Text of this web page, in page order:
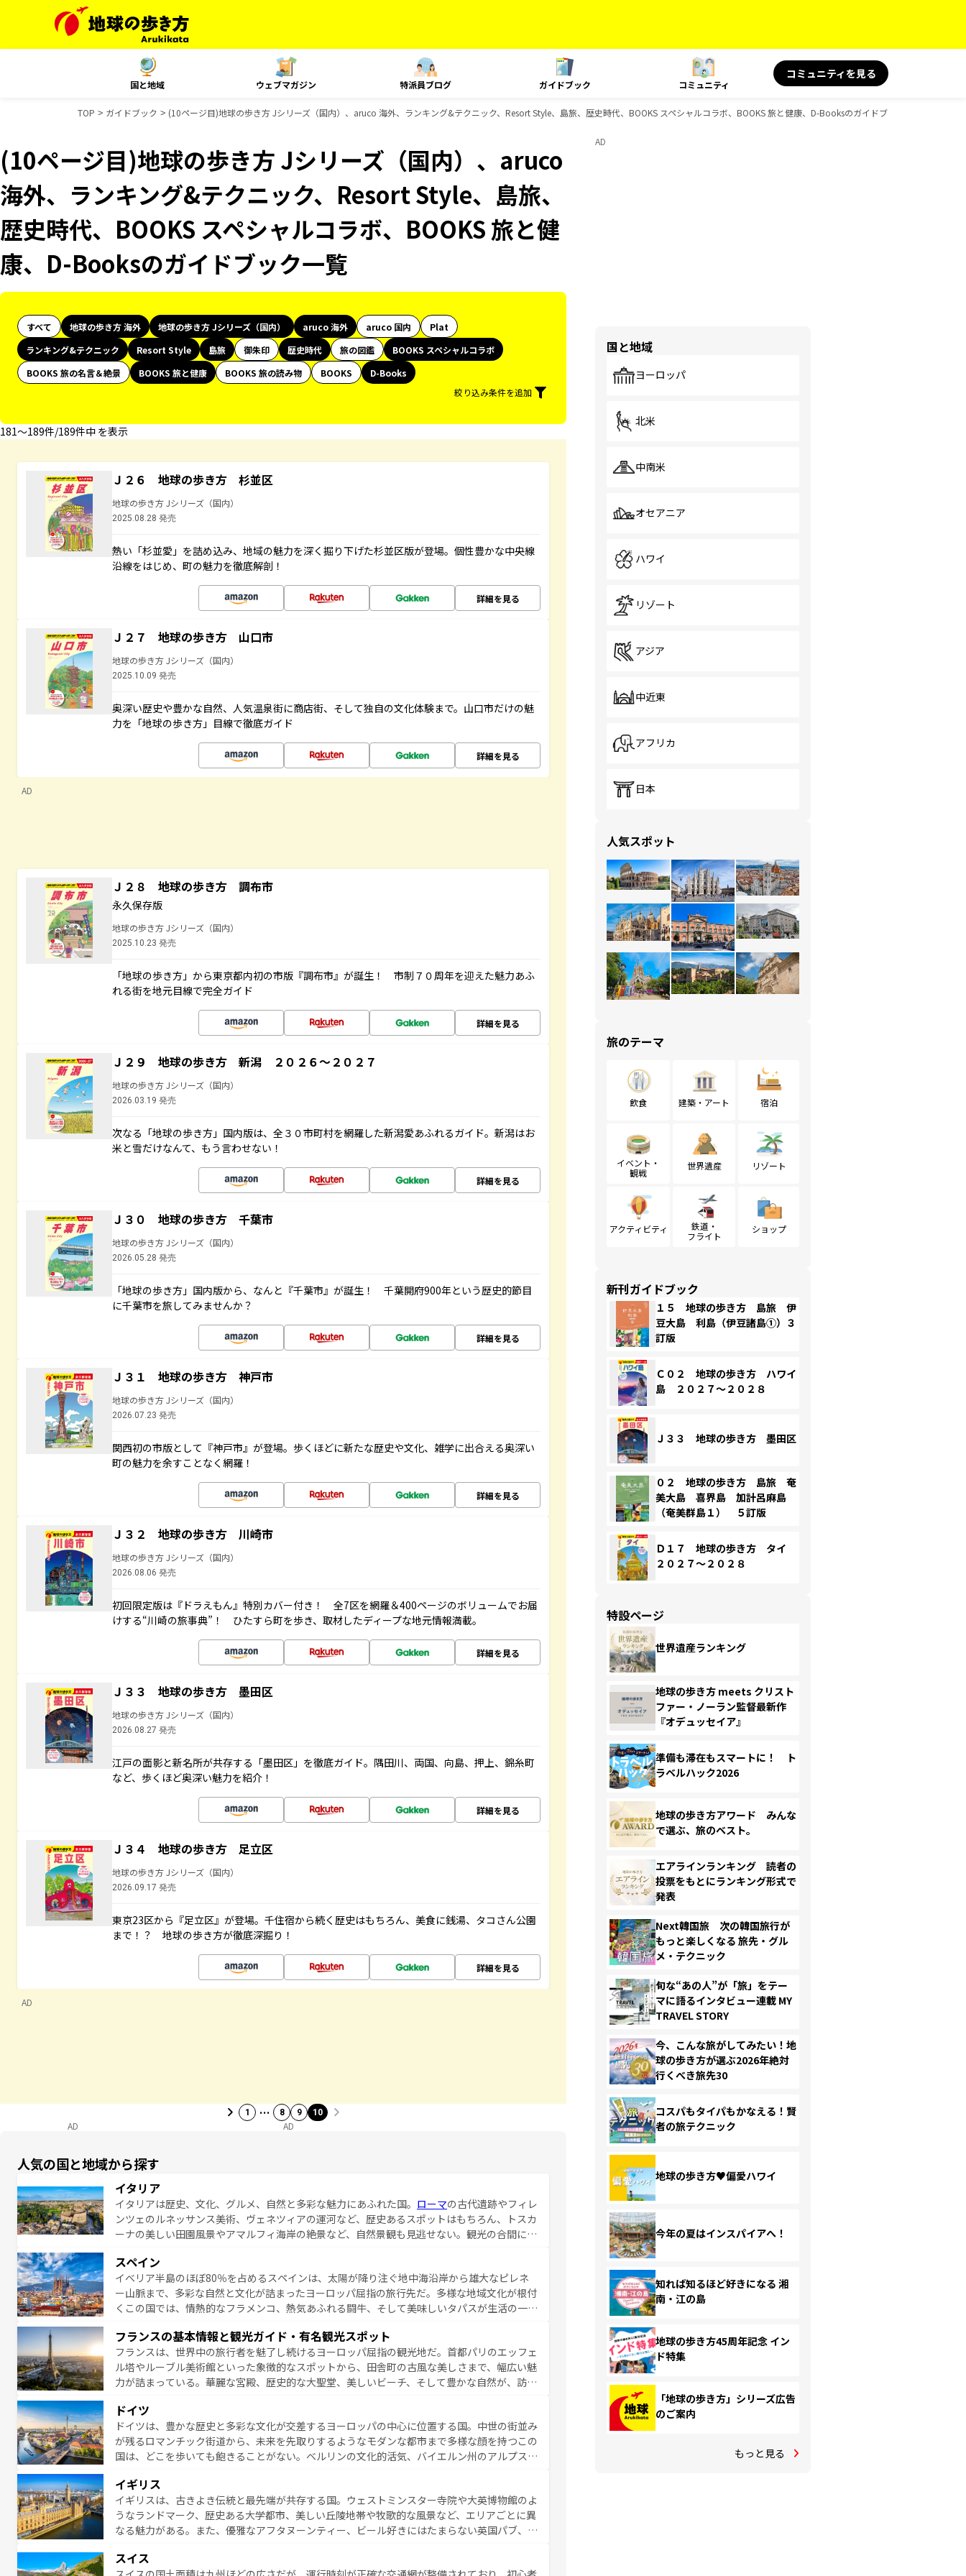
国と地域 ウェブマガジン 特派員ブログ ガイドブック コミュニティ
コミュニティを見る
TOP ガイドブック (10ページ目)地球の歩き方 Jシリーズ（国内）、aruco 海外、ランキング&テクニック、Resort Style、島旅、歴史時代、BOOKS スペシャルコラボ、BOOKS 旅と健康、D-Booksのガイドブック一覧
(10ページ目)地球の歩き方 Jシリーズ（国内）、aruco
海外、ランキング&テクニック、Resort Style、島旅、
歴史時代、BOOKS スペシャルコラボ、BOOKS 旅と健
康、D-Booksのガイドブック一覧
すべて 地球の歩き方 海外 地球の歩き方 Jシリーズ（国内） aruco 海外 aruco 国内
Plat
ランキング&テクニック
Resort Style 島旅 御朱印 歴史時代 旅の図鑑
BOOKS スペシャルコラボ
BOOKS 旅の名言＆絶景
BOOKS 旅と健康 BOOKS 旅の読み物 BOOKS
D-Books
絞り込み条件を追加
181〜189件/189件中 を表示
Ｊ２６ 地球の歩き方 杉並区
地球の歩き方 Jシリーズ（国内）
2025.08.28 発売
熱い「杉並愛」を詰め込み、地域の魅力を深く掘り下げた杉並区版が登場。個性豊かな中央線
沿線をはじめ、町の魅力を徹底解剖！
詳細を見る
Ｊ２７ 地球の歩き方 山口市
地球の歩き方 Jシリーズ（国内）
2025.10.09 発売
奥深い歴史や豊かな自然、人気温泉街に商店街、そして独自の文化体験まで。山口市だけの魅
力を「地球の歩き方」目線で徹底ガイド
詳細を見る
AD
Ｊ２８ 地球の歩き方 調布市
永久保存版
地球の歩き方 Jシリーズ（国内）
2025.10.23 発売
「地球の歩き方」から東京都内初の市版『調布市』が誕生！ 市制７０周年を迎えた魅力あふ
れる街を地元目線で完全ガイド
詳細を見る
Ｊ２９ 地球の歩き方 新潟 ２０２６～２０２７
地球の歩き方 Jシリーズ（国内）
2026.03.19 発売
次なる「地球の歩き方」国内版は、全３０市町村を網羅した新潟愛あふれるガイド。新潟はお
米と雪だけなんて、もう言わせない！
詳細を見る
Ｊ３０ 地球の歩き方 千葉市
地球の歩き方 Jシリーズ（国内）
2026.05.28 発売
「地球の歩き方」国内版から、なんと『千葉市』が誕生！ 千葉開府900年という歴史的節目
に千葉市を旅してみませんか？
詳細を見る
Ｊ３１ 地球の歩き方 神戸市
地球の歩き方 Jシリーズ（国内）
2026.07.23 発売
関西初の市版として『神戸市』が登場。歩くほどに新たな歴史や文化、雑学に出合える奥深い
町の魅力を余すことなく網羅！
詳細を見る
Ｊ３２ 地球の歩き方 川崎市
地球の歩き方 Jシリーズ（国内）
2026.08.06 発売
初回限定版は『ドラえもん』特別カバー付き！ 全7区を網羅＆400ページのボリュームでお届
けする“川崎の旅事典”！ ひたすら町を歩き、取材したディープな地元情報満載。
詳細を見る
Ｊ３３ 地球の歩き方 墨田区
地球の歩き方 Jシリーズ（国内）
2026.08.27 発売
江戸の面影と新名所が共存する「墨田区」を徹底ガイド。隅田川、両国、向島、押上、錦糸町
など、歩くほど奥深い魅力を紹介！
詳細を見る
Ｊ３４ 地球の歩き方 足立区
地球の歩き方 Jシリーズ（国内）
2026.09.17 発売
東京23区から『足立区』が登場。千住宿から続く歴史はもちろん、美食に銭湯、タコさん公園
まで！？ 地球の歩き方が徹底深掘り！
詳細を見る
AD
1 … 8 9 10
AD AD
人気の国と地域から探す
イタリア
イタリアは歴史、文化、グルメ、自然と多彩な魅力にあふれた国。 ローマの古代遺跡やフィレ
ンツェのルネッサンス美術、ヴェネツィアの運河など、歴史あるスポットはもちろん、トスカ
ーナの美しい田園風景やアマルフィ海岸の絶景など、自然景観も見逃せない。観光の合間に
夜眠るまで、すべての瞬間を楽しませてくれるイタリアで、忘れられない旅をしてみよう！
なお、新着のイタリア情報はコンテンツ一覧を参照してほしい。
スペイン
イベリア半島のほぼ80％を占めるスペインは、太陽が降り注ぐ地中海沿岸から雄大なピレネ
ー山脈まで、多彩な自然と文化が詰まったヨーロッパ屈指の旅行先だ。多様な地域文化が根付
くこの国では、情熱的なフラメンコ、熱気あふれる闘牛、そして美味しいタパスが生活の一部
ら、地方では古代ローマ遺跡や中世の城塞都市、穏やかなビーチリゾートまで多彩な表情を見
せる。地方によって風土や気候が異なるスペインはその個性で訪れる人を魅了する。 なお、
新着のスペイン情報はコンテンツ一覧を参照してほしい。
フランスの基本情報と観光ガイド・有名観光スポット
フランスは、世界中の旅行者を魅了し続けるヨーロッパ屈指の観光地だ。首都パリのエッフェ
ル塔やルーブル美術館といった象徴的なスポットから、田舎町の古風な美しさまで、幅広い魅
力が詰まっている。華麗な宮殿、歴史的な大聖堂、美しいビーチ、そして豊かな自然が、訪れ
無形文化遺産にも登録されている。シャンパンの発祥地であるランス、プロヴァンスの香り高
いラベンダー畑など、多彩な楽しみ方が可能だ。さらに、パリ以外の地域にも魅力が溢れてお
り、どの街角にも豊かな歴史と文化が息づいている。パリ以外の個性あふれる地方に足を運ぶ
とそれぞれで全く異なる文化を体験できるだろう。 なお、新着のフランス情報はコンテンツ
ドイツ
ドイツは、豊かな歴史と多彩な文化が交差するヨーロッパの中心に位置する国。中世の街並み
が残るロマンチック街道から、未来を先取りするようなモダンな都市まで多様な顔を持つこの
国は、どこを歩いても飽きることがない。ベルリンの文化的活気、バイエルン州のアルプスの
ら地元の人と過ごす楽しい時間は、お酒好きな人にはぜひ体験してほしい。 なお、新着のド
イツ情報はコンテンツ一覧を参照してほしい。
イギリス
イギリスは、古きよき伝統と最先端が共存する国。ウェストミンスター寺院や大英博物館のよ
うなランドマーク、歴史ある大学都市、美しい丘陵地帯や牧歌的な風景など、エリアごとに異
なる魅力がある。また、優雅なアフタヌーンティー、ビール好きにはたまらない英国パブ、サ
お、新着のイギリス情報は
スイス
AD
国と地域
ヨーロッパ
北米
中南米
オセアニア
ハワイ
リゾート
アジア
中近東
アフリカ
日本
人気スポット
旅のテーマ
飲食 建築・アート 宿泊
イベント・
観戦
世界遺産 リゾート
アクティビティ
鉄道・
フライト
ショップ
新刊ガイドブック
１５ 地球の歩き方 島旅 伊
豆大島 利島（伊豆諸島①）３
訂版
Ｃ０２ 地球の歩き方 ハワイ
島 ２０２７～２０２８
Ｊ３３ 地球の歩き方 墨田区
０２ 地球の歩き方 島旅 奄
美大島 喜界島 加計呂麻島
（奄美群島１） ５訂版
Ｄ１７ 地球の歩き方 タイ
２０２７～２０２８
特設ページ
世界遺産ランキング
地球の歩き方 meets クリスト
ファー・ノーラン監督最新作
『オデュッセイア』
準備も滞在もスマートに！ ト
ラベルハック2026
地球の歩き方アワード みんな
で選ぶ、旅のベスト。
エアラインランキング 読者の
投票をもとにランキング形式で
発表
Next韓国旅 次の韓国旅行が
もっと楽しくなる 旅先・グル
メ・テクニック
旬な“あの人”が「旅」をテー
マに語るインタビュー連載 MY
TRAVEL STORY
今、こんな旅がしてみたい！地
球の歩き方が選ぶ2026年絶対
行くべき旅先30
コスパもタイパもかなえる！賢
者の旅テクニック
地球の歩き方♥偏愛ハワイ
今年の夏はインスパイアへ！
知れば知るほど好きになる 湘
南・江の島
地球の歩き方45周年記念 イン
ド特集
「地球の歩き方」シリーズ広告
のご案内
もっと見る